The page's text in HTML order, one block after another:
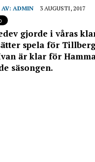
AV: ADMIN 3 AUGUSTI, 2017
gjorde i våras
spela för
är klar för
säsongen.